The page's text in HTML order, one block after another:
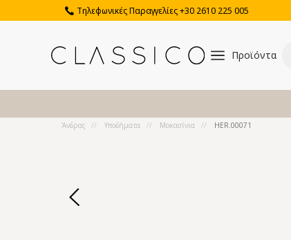
Τηλεφωνικές Παραγγελίες +30 2610 225 005
Προϊόντα
Άνδρας Υποδήματα Μοκασίνια HER.00071